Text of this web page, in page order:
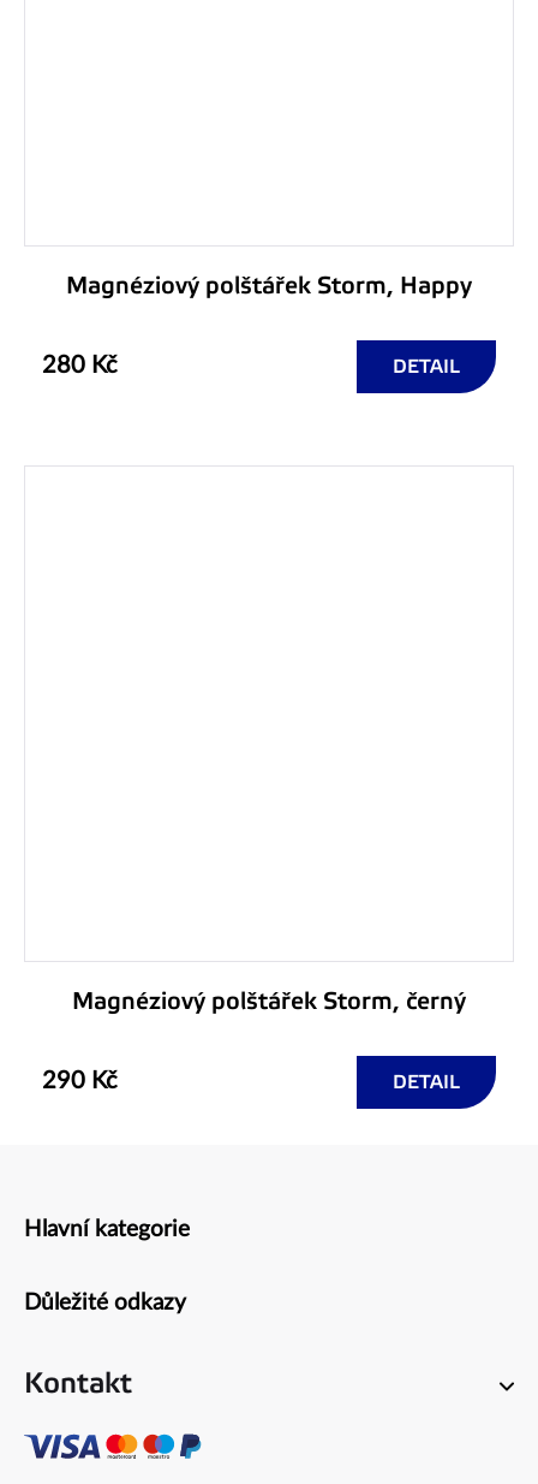
Magnéziový polštářek Storm, Happy
280 Kč DETAIL
Magnéziový polštářek Storm, černý
290 Kč DETAIL
Zápatí
Hlavní kategorie
Důležité odkazy
Kontakt